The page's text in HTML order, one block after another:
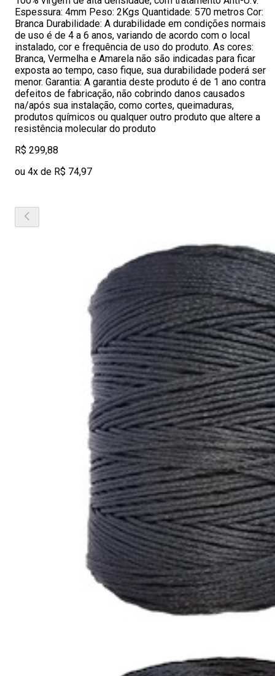
Espessura: 4mm Peso: 2Kgs Quantidade: 570 metros Cor:
Branca Durabilidade: A durabilidade em condições normais
de uso é de 4 a 6 anos, variando de acordo com o local
instalado, cor e frequência de uso do produto. As cores:
Branca, Vermelha e Amarela não são indicadas para ficar
exposta ao tempo, caso fique, sua durabilidade poderá ser
menor. Garantia: A garantia deste produto é de 1 ano contra
defeitos de fabricação, não cobrindo danos causados
na/após sua instalação, como cortes, queimaduras,
produtos químicos ou qualquer outro produto que altere a
resistência molecular do produto
R$ 299,88
ou 4x de R$ 74,97